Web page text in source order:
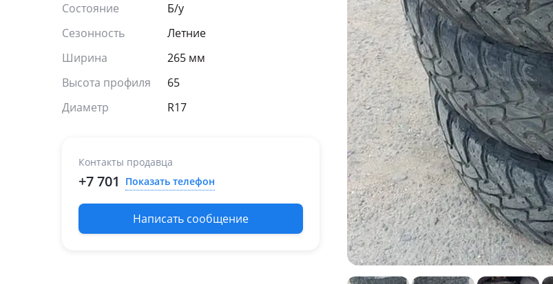
Состояние
Б/y
Сезонность
Летние
Ширина
265 мм
Высота профиля
65
Диаметр
R17
Контакты продавца
+7 701 Показать телефон
Написать сообщение